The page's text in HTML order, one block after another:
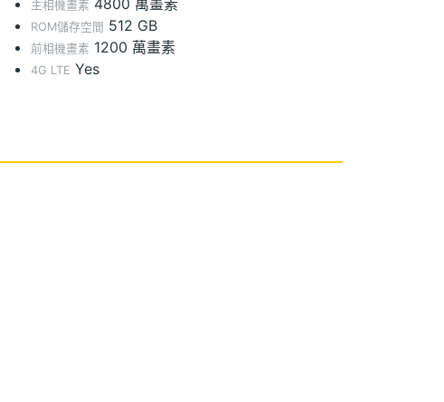
主相機畫素 4800 萬畫素
ROM儲存空間 512 GB
前相機畫素 1200 萬畫素
4G LTE Yes